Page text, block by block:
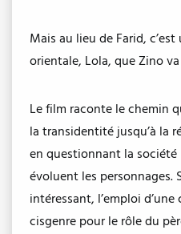
Mais au lieu de Farid,
orientale, Lola, que Zino
Le film raconte le chemin
la transidentité jusqu’à la
en questionnant la
évoluent les personnages.
intéressant, l’emploi
cisgenre pour le rôle du